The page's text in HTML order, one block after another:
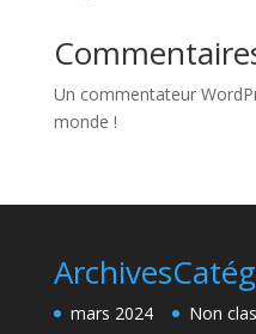
Un commentateur
monde !
Archives
mars 2024
Non